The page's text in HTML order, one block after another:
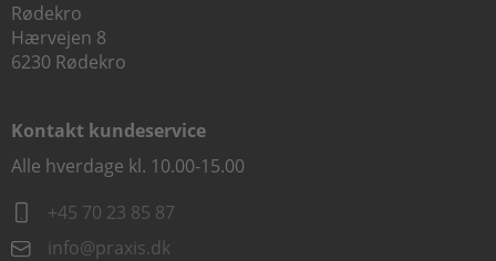
Rødekro
Hærvejen 8
6230 Rødekro
Kontakt kundeservice
Alle hverdage kl. 10.00-15.00
+45 70 23 85 87
info@praxis.dk